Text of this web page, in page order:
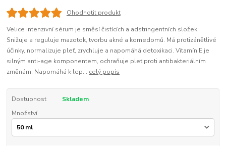
Ohodnotit produkt
Velice intenzivní sérum je směsí čistících a adstringentních složek.
Snižuje a reguluje mazotok, tvorbu akné a komedomů. Má protizánětlivé
účinky, normalizuje pleť, zrychluje a napomáhá detoxikaci. Vitamín E je
silným anti-age komponentem, ochraňuje pleť proti antibakteriálním
změnám. Napomáhá k lep... celý popis
Dostupnost
Skladem
Množství